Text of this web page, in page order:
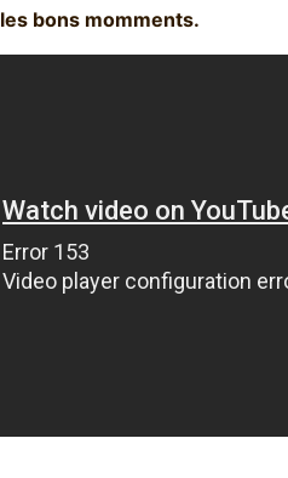
les bons momments.